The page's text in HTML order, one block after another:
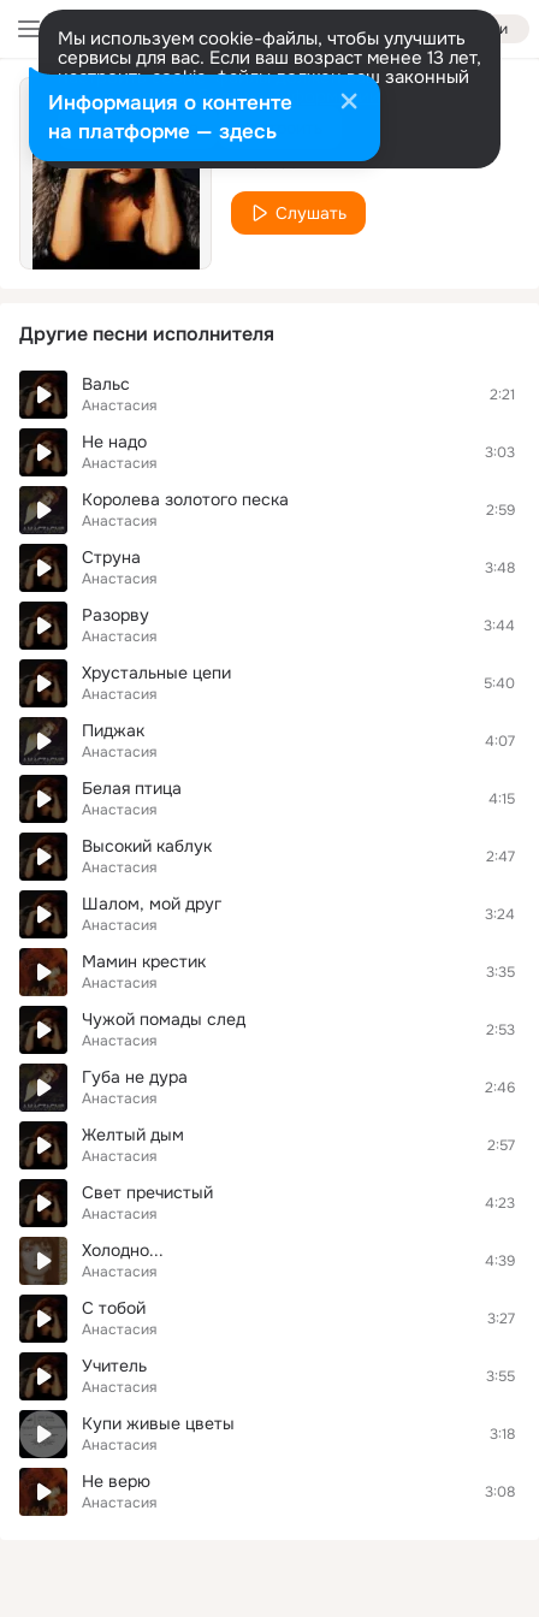
Войти
Мы используем cookie-файлы, чтобы улучшить
сервисы для вас. Если ваш возраст менее 13 лет,
настроить cookie-файлы должен ваш законный
представитель. Больше информации
Разрешить все Настроить
Ворожба
Анастасия
Слушать
Другие песни исполнителя
Вальс
Анастасия
2:21
Не надо
Анастасия
3:03
Королева золотого песка
Анастасия
2:59
Струна
Анастасия
3:48
Разорву
Анастасия
3:44
Хрустальные цепи
Анастасия
5:40
Пиджак
Анастасия
4:07
Белая птица
Анастасия
4:15
Высокий каблук
Анастасия
2:47
Шалом, мой друг
Анастасия
3:24
Мамин крестик
Анастасия
3:35
Чужой помады след
Анастасия
2:53
Губа не дура
Анастасия
2:46
Желтый дым
Анастасия
2:57
Свет пречистый
Анастасия
4:23
Холодно...
Анастасия
4:39
С тобой
Анастасия
3:27
Учитель
Анастасия
3:55
Купи живые цветы
Анастасия
3:18
Не верю
Анастасия
3:08
Информация о контенте
на платформе — здесь